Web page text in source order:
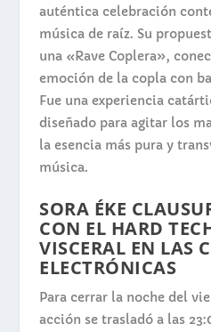
auténtica celebración
música de raíz. Su
una «Rave Coplera»,
emoción de la copla con
Fue una experiencia
diseñado para agitar los
la esencia más pura y
música.
SORA ÉKE
CON EL HARD
VISCERAL EN LAS
ELECTRÓNICAS
Para cerrar la noche del
acción se trasladó a las